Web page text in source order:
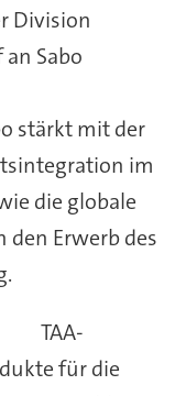
Division
Sabo
stärkt mit der
im
die globale
Erwerb des
TAA-
für die